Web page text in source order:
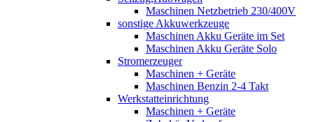
Maschinen Netzbetrieb 230/400V
sonstige Akkuwerkzeuge
Maschinen Akku Geräte im Set
Maschinen Akku Geräte Solo
Stromerzeuger
Maschinen + Geräte
Maschinen Benzin 2-4 Takt
Werkstatteinrichtung
Maschinen + Geräte